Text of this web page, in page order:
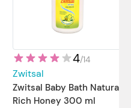
4/14
Zwitsal
Zwitsal Baby Bath Natural
Rich Honey 300 ml